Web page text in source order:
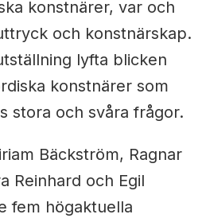
konstnärer, var och
och konstnärskap.
lyfta blicken
konstnärer som
stora och svåra frågor.
Bäckström, Ragnar
Reinhard och Egil
fem högaktuella